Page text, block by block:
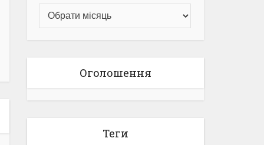
Оголошення
Теги